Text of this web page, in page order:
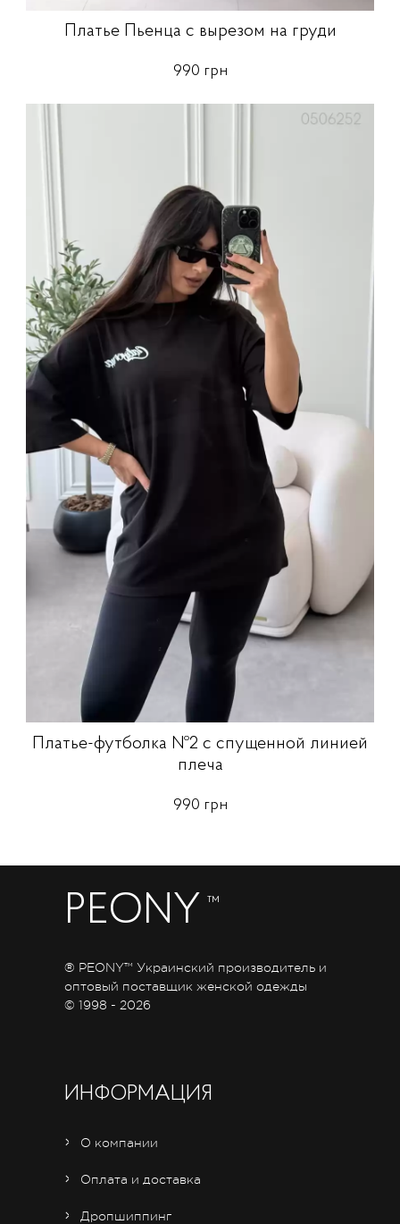
Платье Пьенца с вырезом на груди
990 грн
Платье-футболка №2 с спущенной линией
плеча
990 грн
PEONY ™
® PEONY™ Украинский производитель и
оптовый поставщик женской одежды
© 1998 - 2026
ИНФОРМАЦИЯ
О компании
Оплата и доставка
Дропшиппинг